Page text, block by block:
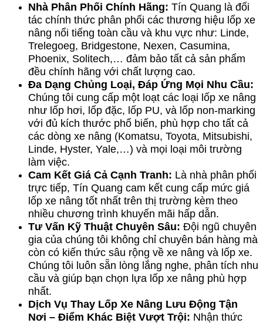
Nhà Phân Phối Chính Hãng: Tín Quang là đối
tác chính thức phân phối các thương hiệu lốp xe
nâng nổi tiếng toàn cầu và khu vực như: Linde,
Trelegoeg, Bridgestone, Nexen, Casumina,
Phoenix, Solitech,… đảm bảo tất cả sản phẩm
đều chính hãng với chất lượng cao.
Đa Dạng Chủng Loại, Đáp Ứng Mọi Nhu Cầu:
Chúng tôi cung cấp một loạt các loại lốp xe nâng
như lốp hơi, lốp đặc, lốp PU, và lốp non-marking
với đủ kích thước phổ biến, phù hợp cho tất cả
các dòng xe nâng (Komatsu, Toyota, Mitsubishi,
Linde, Hyster, Yale,…) và mọi loại môi trường
làm việc.
Cam Kết Giá Cả Cạnh Tranh: Là nhà phân phối
trực tiếp, Tín Quang cam kết cung cấp mức giá
lốp xe nâng tốt nhất trên thị trường kèm theo
nhiều chương trình khuyến mãi hấp dẫn.
Tư Vấn Kỹ Thuật Chuyên Sâu: Đội ngũ chuyên
gia của chúng tôi không chỉ chuyên bán hàng mà
còn có kiến thức sâu rộng về xe nâng và lốp xe.
Chúng tôi luôn sẵn lòng lắng nghe, phân tích nhu
cầu và giúp bạn chọn lựa lốp xe nâng phù hợp
nhất.
Dịch Vụ Thay Lốp Xe Nâng Lưu Động Tận
Nơi – Điểm Khác Biệt Vượt Trội: Nhận thức